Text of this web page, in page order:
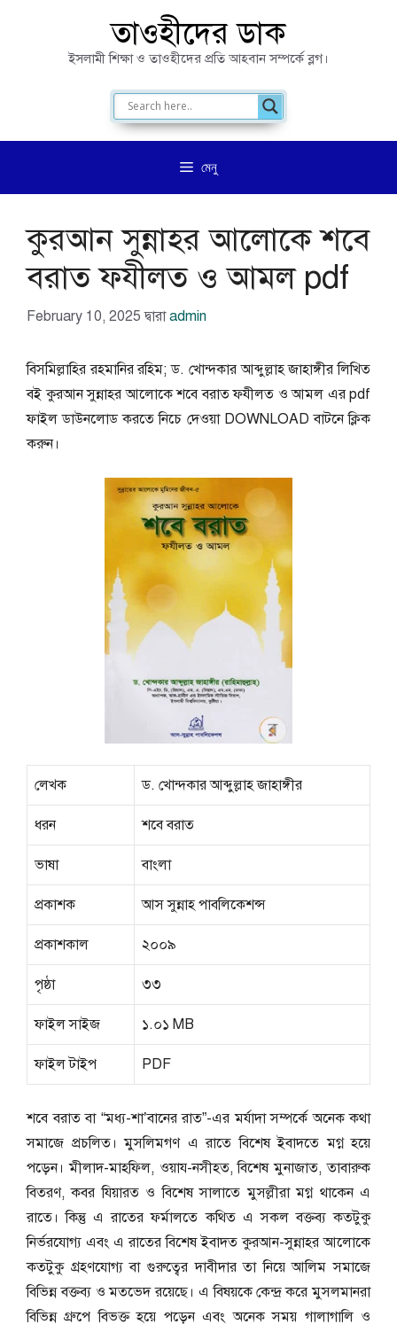
তাওহীদের ডাক
ইসলামী শিক্ষা ও তাওহীদের প্রতি আহবান সম্পর্কে ব্লগ।
মেনু
কুরআন সুন্নাহর আলোকে শবে
বরাত ফযীলত ও আমল pdf
February 10, 2025 দ্বারাadmin
বিসমিল্লাহির রহমানির রহিম; ড. খোন্দকার আব্দুল্লাহ জাহাঙ্গীর লিখিত
বই কুরআন সুন্নাহর আলোকে শবে বরাত ফযীলত ও আমল এর pdf
ফাইল ডাউনলোড করতে নিচে দেওয়া DOWNLOAD বাটনে ক্লিক
করুন।
লেখক ড. খোন্দকার আব্দুল্লাহ জাহাঙ্গীর
ধরন শবে বরাত
ভাষা বাংলা
প্রকাশক আস সুন্নাহ পাবলিকেশন্স
প্রকাশকাল ২০০৯
পৃষ্ঠা ৩৩
ফাইল সাইজ ১.০১ MB
ফাইল টাইপ PDF
শবে বরাত বা “মধ্য-শা’বানের রাত”-এর মর্যাদা সম্পর্কে অনেক কথা
সমাজে প্রচলিত। মুসলিমগণ এ রাতে বিশেষ ইবাদতে মগ্ন হয়ে
পড়েন। মীলাদ-মাহফিল, ওয়ায-নসীহত, বিশেষ মুনাজাত, তাবারুক
বিতরণ, কবর যিয়ারত ও বিশেষ সালাতে মুসল্লীরা মগ্ন থাকেন এ
রাতে। কিন্তু এ রাতের ফর্মালতে কথিত এ সকল বক্তব্য কতটুকু
নির্ভরযোগ্য এবং এ রাতের বিশেষ ইবাদত কুরআন-সুন্নাহর আলোকে
কতটুকু গ্রহণযোগ্য বা গুরুত্বের দাবীদার তা নিয়ে আলিম সমাজে
বিভিন্ন বক্তব্য ও মতভেদ রয়েছে। এ বিষয়কে কেন্দ্র করে মুসলমানরা
বিভিন্ন গ্রুপে বিভক্ত হয়ে পড়েন এবং অনেক সময় গালাগালি ও